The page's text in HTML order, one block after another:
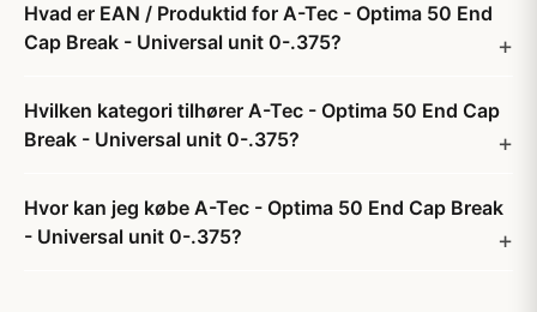
Hvad er EAN / Produktid for A-Tec - Optima 50 End
Cap Break - Universal unit 0-.375?
Hvilken kategori tilhører A-Tec - Optima 50 End Cap
Break - Universal unit 0-.375?
Hvor kan jeg købe A-Tec - Optima 50 End Cap Break
- Universal unit 0-.375?